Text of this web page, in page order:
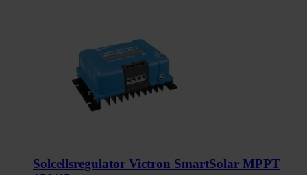
Solcellsregulator Victron SmartSolar MPPT